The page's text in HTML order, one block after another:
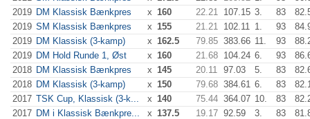
2019 DM Klassisk Bænkpres x 160 22.21 107.15 3. 83
2019 SM Klassisk Bænkpres x 155 21.21 102.11 1. 93
2019 DM Klassisk (3-kamp) x 162.5 79.85 383.66 11. 93
2019 DM Hold Runde 1, Øst x 160 21.68 104.24 6. 93
2018 DM Klassisk Bænkpres x 145 20.11 97.03 5. 83
2018 DM Klassisk (3-kamp) x 150 79.68 384.61 6. 83
2017 TSK Cup, Klassisk (3-k... x 140 75.44 364.07 10. 83
2017 DM i Klassisk Bænkpre... x 137.5 19.17 92.59 3. 83